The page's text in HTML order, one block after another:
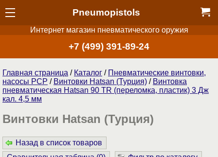
Pneumopistols
Интернет магазин пневматического оружия
+7 (499) 391-89-24
Главная страница / Каталог / Пневматические винтовки,
насосы PCP / Винтовки Hatsan (Турция) / Винтовка
пневматическая Hatsan 90 TR (переломка, пластик) 3 Дж
кал. 4,5 мм
Винтовки Hatsan (Турция)
Назад в список товаров